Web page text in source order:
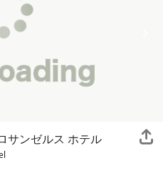
サンゼルス ホテル